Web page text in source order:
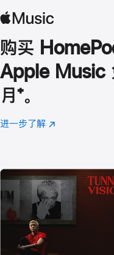
购买
Apple Music
月 脚
注
⁺。
进一步了解 Apple
(在
口
中
打
开)